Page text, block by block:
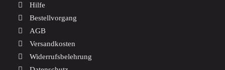
Hilfe
Bestellvorgang
AGB
Versandkosten
Widerrufsbelehrung